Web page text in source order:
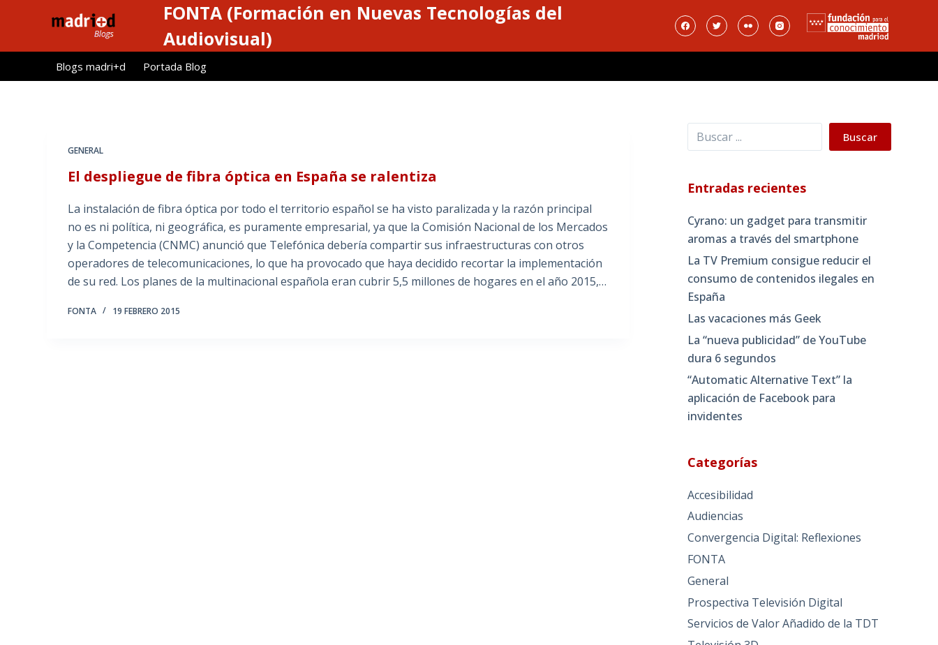
l
FONTA (Formación en Nuevas Tecnologías del
Audiovisual)
Blogs madri+d Portada Blog
GENERAL
El despliegue de fibra óptica en España se ralentiza
La instalación de fibra óptica por todo el territorio español se ha visto paralizada y la razón principal
no es ni política, ni geográfica, es puramente empresarial, ya que la Comisión Nacional de los Mercados
y la Competencia (CNMC) anunció que Telefónica debería compartir sus infraestructuras con otros
operadores de telecomunicaciones, lo que ha provocado que haya decidido recortar la implementación
de su red. Los planes de la multinacional española eran cubrir 5,5 millones de hogares en el año 2015,…
FONTA 19 FEBRERO 2015
Buscar Buscar
Entradas recientes
Cyrano: un gadget para transmitir
aromas a través del smartphone
La TV Premium consigue reducir el
consumo de contenidos ilegales en
España
Las vacaciones más Geek
La “nueva publicidad” de YouTube
dura 6 segundos
“Automatic Alternative Text” la
aplicación de Facebook para
invidentes
Categorías
Accesibilidad
Audiencias
Convergencia Digital: Reflexiones
FONTA
General
Prospectiva Televisión Digital
Servicios de Valor Añadido de la TDT